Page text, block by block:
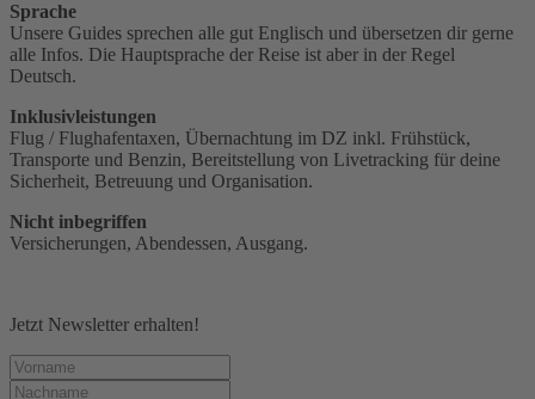
Sprache
Unsere Guides sprechen alle gut Englisch und übersetzen dir gerne
alle Infos. Die Hauptsprache der Reise ist aber in der Regel
Deutsch.
Inklusivleistungen
Flug / Flughafentaxen, Übernachtung im DZ inkl. Frühstück,
Transporte und Benzin, Bereitstellung von Livetracking für deine
Sicherheit, Betreuung und Organisation.
Nicht inbegriffen
Versicherungen, Abendessen, Ausgang.
Jetzt Newsletter erhalten!